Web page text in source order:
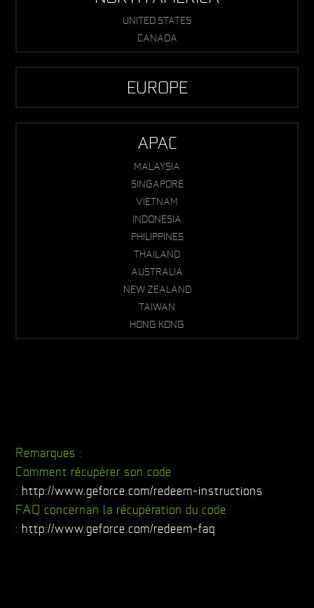
UNITED STATES
CANADA
EUROPE
APAC
MALAYSIA
SINGAPORE
VIETNAM
INDONESIA
PHILIPPINES
THAILAND
AUSTRALIA
NEW ZEALAND
TAIWAN
HONG KONG
Remarques :
Comment récupérer son code
: http://www.geforce.com/redeem-instructions
FAQ concernan la récupération du code
: http://www.geforce.com/redeem-faq